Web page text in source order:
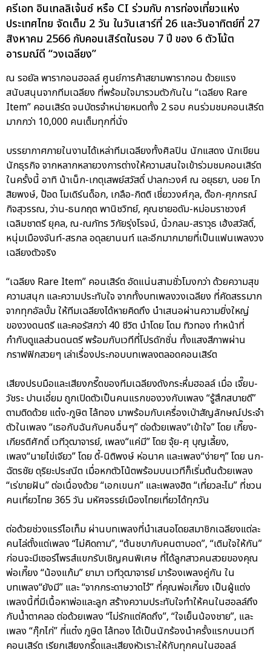
ครีเอท อินเทลลิเจ้นซ์ หรือ CI ร่วมกับ การท่องเที่ยวแห่ง
ประเทศไทย จัดเต็ม 2 วัน ในวันเสาร์ที่ 26 และวันอาทิตย์ที่ 27
สิงหาคม 2566 กับคอนเสิร์ตในรอบ 7 ปี ของ 6 ตัวโน้ต
อารมณ์ดี “วงเฉลียง”
ณ รอยัล พารากอนฮอลล์ ศูนย์การค้าสยามพารากอน ด้วยแรง
สนับสนุนจากทีมเฉลียง ที่พร้อมใจมารวมตัวกันใน “เฉลียง Rare
Item” คอนเสิร์ต จนบัตรจำหน่ายหมดทั้ง 2 รอบ คนร่วมชมคอนเสิร์ต
มากกว่า 10,000 คนเต็มทุกที่นั่ง
บรรยากาศภายในงานได้เหล่าทีมเฉลียงทั้งศิลปิน นักแสดง นักเขียน
นักธุรกิจ จากหลากหลายวงการต่างให้ความสนใจเข้าร่วมชมคอนเสิร์ต
ในครั้งนี้ อาทิ น้าเน็ก-เกตุเสพย์สวัสดิ์ ปาลกะวงศ์ ณ อยุธยา, บอย โก
สิยพงษ์, ป๊อด โมเดิร์นด็อก, เกลือ-กิตติ เชี่ยววงศ์กุล, ต๊อก-ศุภกรณ์
กิจสุวรรณ, ว่าน-ธนกฤต พานิชวิทย์, คุณชายอดัม-หม่อมราชวงศ์
เฉลิมชาตรี ยุคล, ณ-ณภัทร วิกัยรุ่งโรจน์, นิ้วกลม-สราวุธ เฮ้งสวัสดิ์,
หนุ่มเมืองจันท์-สรกล อดุลยานนท์ และอีกมากมายที่เป็นแฟนเพลงวง
เฉลียงตัวจริง
“เฉลียง Rare Item” คอนเสิร์ต อัดแน่นสามชั่วโมงกว่า ด้วยความสุข
ความสนุก และความประทับใจ จากทั้งบทเพลงวงเฉลียง ที่คัดสรรมาก
จากทุกอัลบั้ม ให้ทีมเฉลียงได้หายคิดถึง นำเสนอผ่านความยิ่งใหญ่
ของวงดนตรี และคอรัสกว่า 40 ชีวิต นำโดย โดม ทิวทอง ทำหน้าที่
กำกับดูแลส่วนดนตรี พร้อมกับเวทีที่โปรดักชั่น ทั้งแสงสีภาพผ่าน
กราฟฟิกสวยๆ เล่าเรื่องประกอบบทเพลงตลอดคอนเสิร์ต
เสียงปรบมือและเสียงกรี๊ดของทีมเฉลียงดังกระหึ่มฮอลล์ เมื่อ เจี๊ยบ-
วัชระ ปานเอี่ยม ถูกเปิดตัวเป็นคนแรกของวงกับเพลง “รู้สึกสบายดี”
ตามติดด้วย แต๋ง-ภูษิต ไล้ทอง มาพร้อมกับเครื่องเป่าสัญลักษณ์ประจำ
ตัวในเพลง “เธอกับฉันกับคนอื่นๆ” ต่อด้วยเพลง“เข้าใจ” โดย เกี๊ยง-
เกียรติศักดิ์ เวทีวุฒาจารย์, เพลง“แค่มี” โดย จุ้ย-ศุ บุญเลี้ยง,
เพลง“นายไข่เจียว” โดย ดี้-นิติพงษ์ ห่อนาค และเพลง“ง่ายๆ” โดย นก-
ฉัตรชัย ดุริยะประณีต เมื่อหกตัวโน้ตพร้อมบนเวทีก็เริ่มต้นด้วยเพลง
“เร่ขายฝัน” ต่อเนื่องด้วย “เอกเขนก” และเพลงฮิต “เที่ยวละไม” ที่ชวน
คนเที่ยวไทย 365 วัน มหัศจรรย์เมืองไทยเที่ยวได้ทุกวัน
ต่อด้วยช่วงแรร์ไอเท็ม ผ่านบทเพลงที่นำเสนอโดยสมาชิกเฉลียงแต่ละ
คนไล่ตั้งแต่เพลง “ไม่คิดถาม”, “ต้นชบากับคนตาบอด”, “เติมใจให้กัน”
ก่อนจะมีเซอร์ไพรส์แขกรับเชิญคนพิเศษ ที่ได้ลูกสาวคนสวยของคุณ
พ่อเกี๊ยง “น้องแก้ม” ยามา เวทีวุฒาจารย์ มาร้องเพลงคู่กัน ใน
บทเพลง“ยังมี” และ “จากกระดาษวาดไว้” ที่คุณพ่อเกี๊ยง เป็นผู้แต่ง
เพลงนี้ที่มีเนื้อหาพ่อและลูก สร้างความประทับใจทำให้คนในฮอลล์ถึง
กับน้ำตาคลอ ต่อด้วยเพลง “ไม่รักแต่คิดถึง”, “ใจเย็นน้องชาย”, และ
เพลง “กุ๊กไก่” ที่แต๋ง ภูษิต ไล้ทอง ได้เป็นนักร้องนำครั้งแรกบนเวที
คอนเสิร์ต เรียกเสียงกรี๊ดและเสียงหัวเราะให้กับทุกคนในฮอลล์